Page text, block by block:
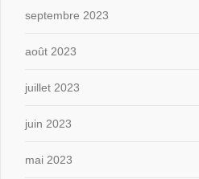
septembre 2023
août 2023
juillet 2023
juin 2023
mai 2023